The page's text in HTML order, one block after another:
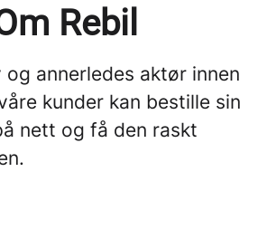
Rebil
og annerledes aktør innen
kunder kan bestille sin
nett og få den raskt